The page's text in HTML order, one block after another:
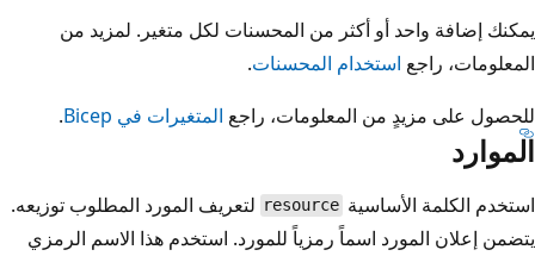
يمكنك إضافة واحد أو أكثر من المحسنات لكل متغير. لمزيد من
المعلومات، راجع استخدام المحسنات.
للحصول على مزيدٍ من المعلومات، راجع المتغيرات في Bicep .
الموارد
استخدم الكلمة الأساسية resource لتعريف المورد المطلوب توزيعه.
يتضمن إعلان المورد اسماً رمزياً للمورد. استخدم هذا الاسم الرمزي